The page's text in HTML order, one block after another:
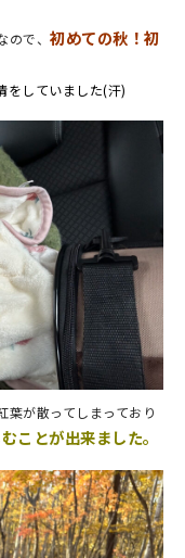
で、 初めての秋！初
をしていました(汗)
葉が散ってしまっており
ことが出来ました。